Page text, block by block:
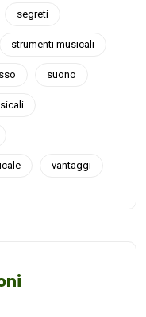
segreti
strumenti musicali
suono
vantaggi